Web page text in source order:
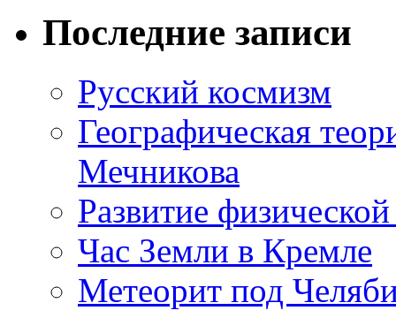
Последние записи
Русский космизм
Географическая
Мечникова
Развитие
Час Земли в Кремле
Метеорит под